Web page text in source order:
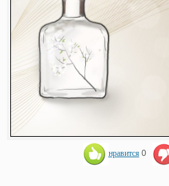
нравится 0